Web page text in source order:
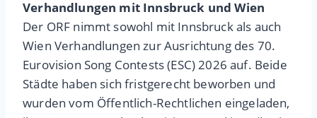
Verhandlungen mit Innsbruck und Wien
Der ORF nimmt sowohl mit Innsbruck als auch
Wien Verhandlungen zur Ausrichtung des 70.
Eurovision Song Contests (ESC) 2026 auf. Beide
Städte haben sich fristgerecht beworben und
wurden vom Öffentlich-Rechtlichen eingeladen,